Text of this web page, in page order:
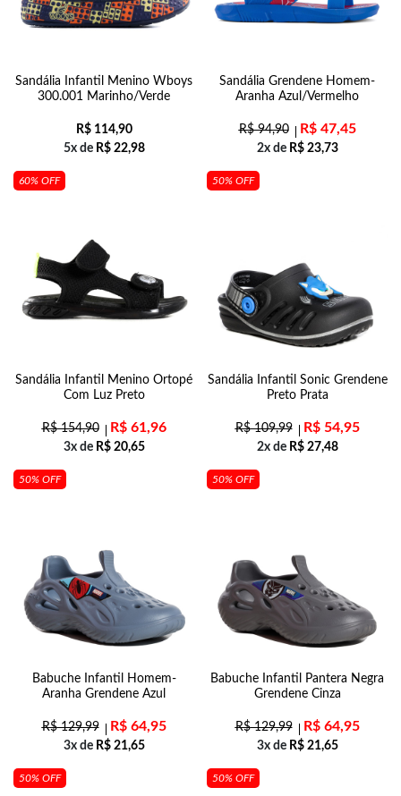
Sandália Infantil Menino Wboys
300.001 Marinho/Verde
R$114,90
5x de R$22,98
Sandália Grendene Homem-
Aranha Azul/Vermelho
R$94,90 R$47,45
2x de R$23,73
60% OFF
Sandália Infantil Menino Ortopé
Com Luz Preto
R$154,90 R$61,96
3x de R$20,65
50% OFF
Sandália Infantil Sonic Grendene
Preto Prata
R$109,99 R$54,95
2x de R$27,48
50% OFF
Babuche Infantil Homem-
Aranha Grendene Azul
R$129,99 R$64,95
3x de R$21,65
50% OFF
Babuche Infantil Pantera Negra
Grendene Cinza
R$129,99 R$64,95
3x de R$21,65
50% OFF 50% OFF